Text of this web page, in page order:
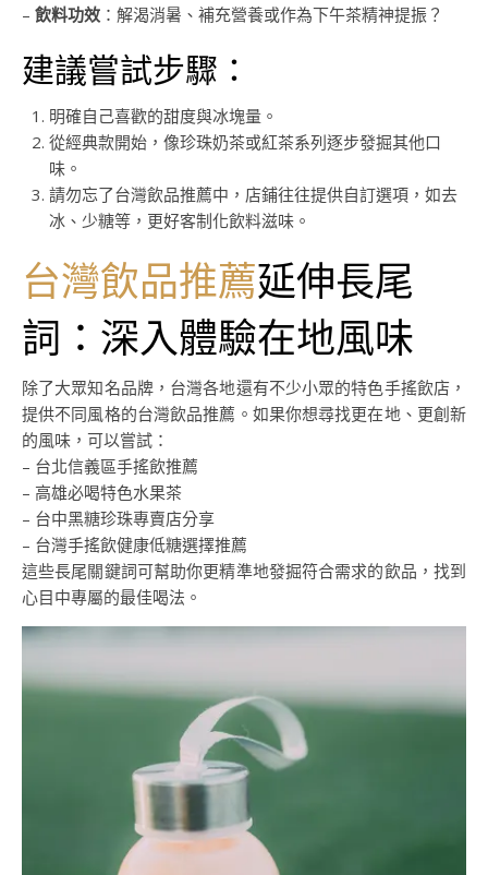
– 飲料功效 ：解渴消暑、補充營養或作為下午茶精神提振？
建議嘗試步驟：
明確自己喜歡的甜度與冰塊量。
從經典款開始，像珍珠奶茶或紅茶系列逐步發掘其他口
味。
請勿忘了台灣飲品推薦中，店鋪往往提供自訂選項，如去
冰、少糖等，更好客制化飲料滋味。
台灣飲品推薦延伸長尾
詞：深入體驗在地風味
除了大眾知名品牌，台灣各地還有不少小眾的特色手搖飲店，
提供不同風格的台灣飲品推薦。如果你想尋找更在地、更創新
的風味，可以嘗試：
– 台北信義區手搖飲推薦
– 高雄必喝特色水果茶
– 台中黑糖珍珠專賣店分享
– 台灣手搖飲健康低糖選擇推薦
這些長尾關鍵詞可幫助你更精準地發掘符合需求的飲品，找到
心目中專屬的最佳喝法。